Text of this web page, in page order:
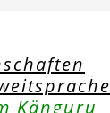
Känguru